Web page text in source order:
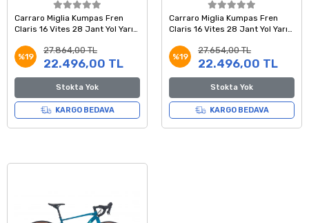
Carraro Miglia Kumpas Fren
Claris 16 Vites 28 Jant Yol Yarış
Kadro
%19
27.864,00 TL
22.496,00 TL
Stokta Yok
KARGO BEDAVA
Carraro Miglia Kumpas Fren
Claris 16 Vites 28 Jant Yol Yarış
Kadro
%19
27.654,00 TL
22.496,00 TL
Stokta Yok
KARGO BEDAVA